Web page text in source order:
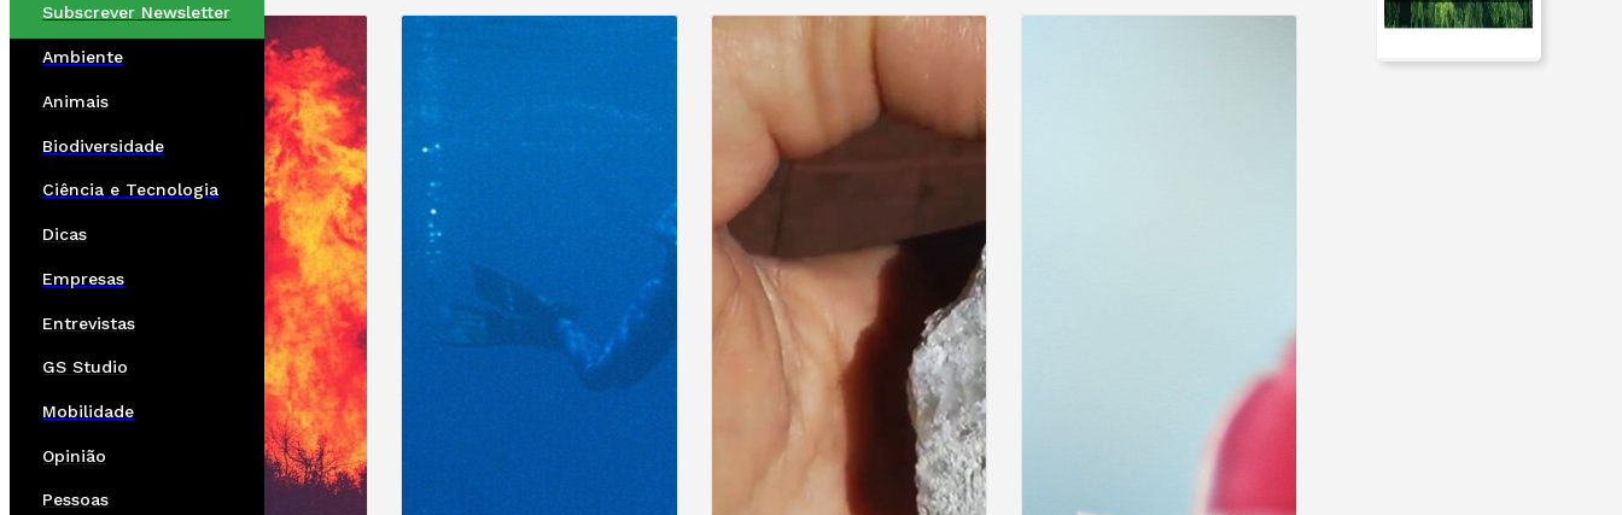
Subscrever Newsletter
Ambiente
Animais
Biodiversidade
Ciência e Tecnologia
Dicas
Empresas
Entrevistas
GS Studio
Mobilidade
Opinião
Pessoas